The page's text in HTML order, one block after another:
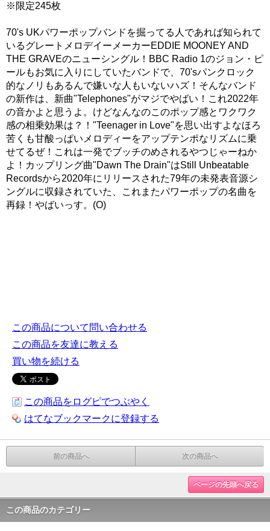
※限定245枚
70's UKパワーポップバンドを掘ってる人であれば知られて
いるグレートメロデイーメーカーEDDIE MOONEY AND
THE GRAVEのニューシングル！BBC Radio 1のジョン・ピ
ールもお気に入りにしていたバンドで、70'sパンクロック
的なノリもあるんで嫌いな人もいないハズ！そんなバンド
の新作は、新曲"Telephones"がマジでやばい！これ2022年
の音かよと思うよ。けどなんなのこのポップ感とワクワク
感の相乗効果は？！"Teenager in Love"を思い出すよなほろ
苦くも甘酸っぱいメロディーをアップテンポなリズムに乗
せてるぜ！これは一発でブッチのめされるやつじゃーねか
よ！カップリング曲"Dawn The Drain"はStill Unbeatable
Recordsから2020年にリリースされた79年の未発表音源シ
ングルに収録されていた、これまたパワーポップの名曲を
再録！やばいっす。(O)
この商品について問い合わせる
この商品を友達に教える
買い物を続ける
この商品をログピでつぶやく
はてなブックマークに登録する
前の商品へ 次の商品へ
ページの先頭へ戻る
この商品のカテゴリー